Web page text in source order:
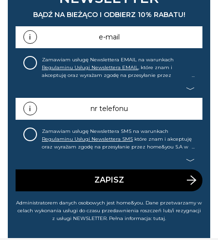
BĄDŹ NA BIEŻĄCO I ODBIERZ 10% RABATU!
e-mail
Zamawiam usługę Newslettera EMAIL na warunkach
Regulaminu Usługi Newslettera EMAIL, które znam i
akceptuję oraz wyrażam zgodę na przesyłanie przez
promocjach, wyprzedażach). Wiem, że mogę tę zgodę w
każdej chwili cofnąć.nr telefonu
Zamawiam usługę Newslettera SMS na warunkach
Regulaminu Usługi Newslettera SMS które znam i akceptuję
oraz wyrażam zgodę na przesyłanie przez home&you S.A w
wyprzedażach). Wiem, że mogę tę zgodę w każdej chwili
ZAPISZ
Administratorem danych osobowych jest home&you. Dane przetwarzamy w
celach wykonania usługi do czasu przedawnienia roszczeń lub/i rezygnacji
z usługi NEWSLETTER. Pełna informacja: tutaj.